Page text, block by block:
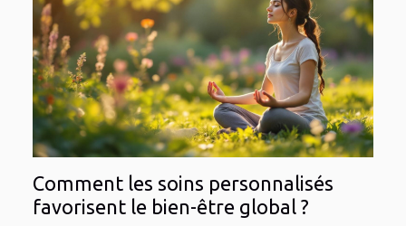
Comment les soins personnalisés
favorisent le bien-être global ?